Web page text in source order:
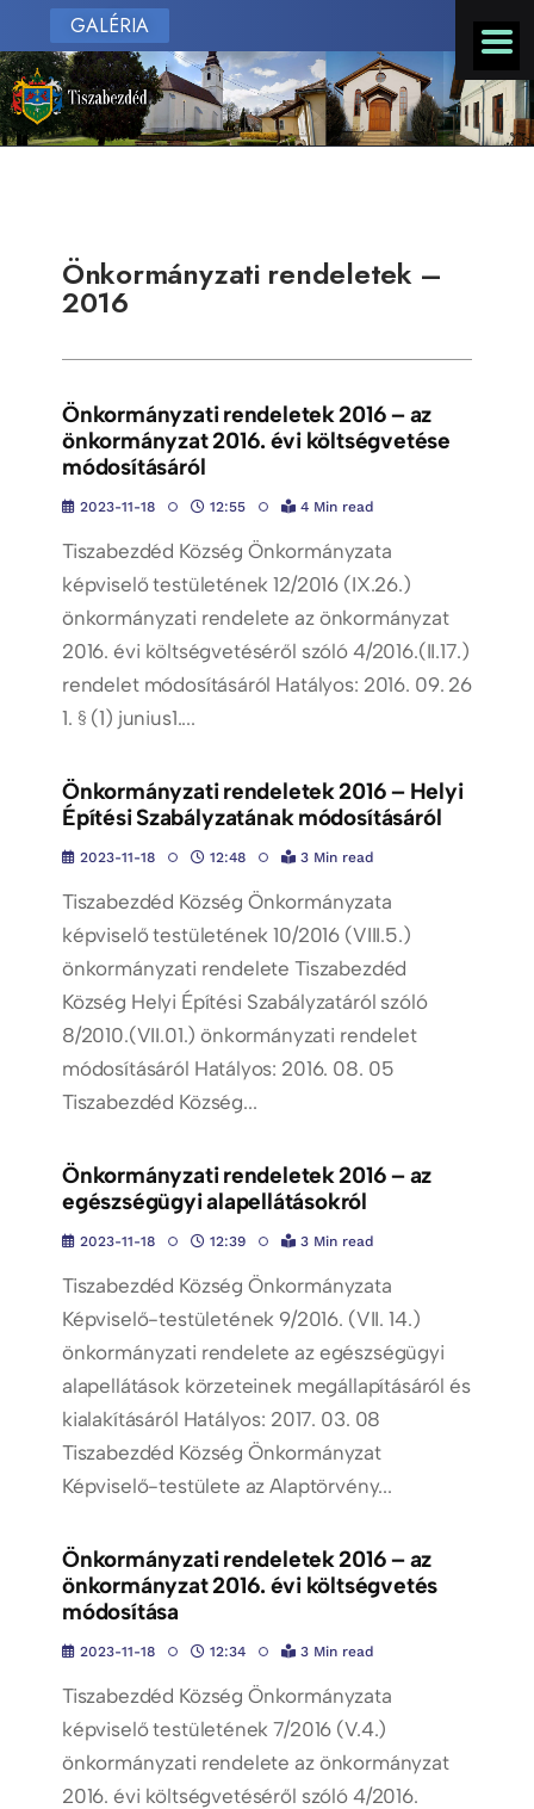
GALÉRIA
Önkormányzati rendeletek –
2016
Önkormányzati rendeletek 2016 – az
önkormányzat 2016. évi költségvetése
módosításáról
2023-11-18 12:55 4 Min read
Tiszabezdéd Község Önkormányzata
képviselő testületének 12/2016 (IX.26.)
önkormányzati rendelete az önkormányzat
2016. évi költségvetéséről szóló 4/2016.(II.17.)
rendelet módosításáról Hatályos: 2016. 09. 26
1. § (1) junius1....
Önkormányzati rendeletek 2016 – Helyi
Építési Szabályzatának módosításáról
2023-11-18 12:48 3 Min read
Tiszabezdéd Község Önkormányzata
képviselő testületének 10/2016 (VIII.5.)
önkormányzati rendelete Tiszabezdéd
Község Helyi Építési Szabályzatáról szóló
8/2010.(VII.01.) önkormányzati rendelet
módosításáról Hatályos: 2016. 08. 05
Tiszabezdéd Község...
Önkormányzati rendeletek 2016 – az
egészségügyi alapellátásokról
2023-11-18 12:39 3 Min read
Tiszabezdéd Község Önkormányzata
Képviselő-testületének 9/2016. (VII. 14.)
önkormányzati rendelete az egészségügyi
alapellátások körzeteinek megállapításáról és
kialakításáról Hatályos: 2017. 03. 08
Tiszabezdéd Község Önkormányzat
Képviselő-testülete az Alaptörvény...
Önkormányzati rendeletek 2016 – az
önkormányzat 2016. évi költségvetés
módosítása
2023-11-18 12:34 3 Min read
Tiszabezdéd Község Önkormányzata
képviselő testületének 7/2016 (V.4.)
önkormányzati rendelete az önkormányzat
2016. évi költségvetéséről szóló 4/2016.